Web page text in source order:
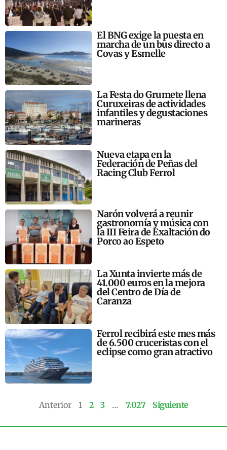
El BNG exige la puesta en
marcha de un bus directo a
Covas y Esmelle
La Festa do Grumete llena
Curuxeiras de actividades
infantiles y degustaciones
marineras
Nueva etapa en la
Federación de Peñas del
Racing Club Ferrol
Narón volverá a reunir
gastronomía y música con
la III Feira de Exaltación do
Porco ao Espeto
La Xunta invierte más de
41.000 euros en la mejora
del Centro de Día de
Caranza
Ferrol recibirá este mes más
de 6.500 cruceristas con el
eclipse como gran atractivo
Anterior 1 2 3 … 7.027 Siguiente